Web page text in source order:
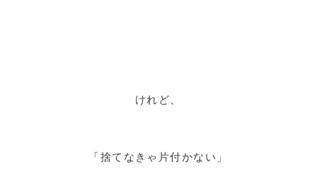
けれど、
「捨てなきゃ片付かない」